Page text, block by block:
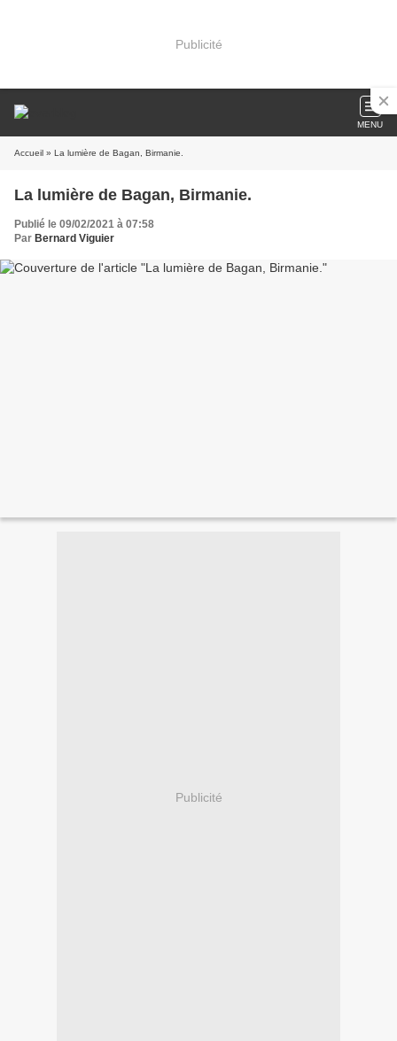
Publicité
MENU
Accueil » La lumière de Bagan, Birmanie.
La lumière de Bagan, Birmanie.
Publié le 09/02/2021 à 07:58
Par Bernard Viguier
Publicité